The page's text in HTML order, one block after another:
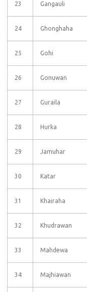
23 Gangauli
24 Ghonghaha
25 Gohi
26 Gonuwan
27 Guraila
28 Hurka
29 Jamuhar
30 Katar
31 Khairaha
32 Khudrawan
33 Mahdewa
34 Majhiawan